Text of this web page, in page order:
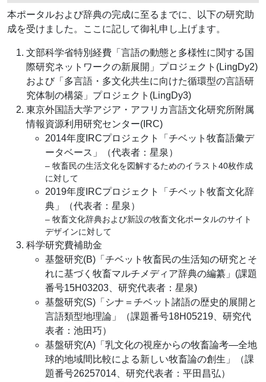
本ポータルおよび辞典の完成に至るまでに、以下の研究助
成を受けました。ここに記して御礼申し上げます。
文部科学省特別経費「言語の動態と多様性に関する国
際研究ネットワークの新展開」プロジェクト(LingDy2)
および「多言語・多文化共生に向けた循環型の言語研
究体制の構築」プロジェクト(LingDy3)
東京外国語大学アジア・アフリカ言語文化研究所附属
情報資源利用研究センター(IRC)
2014年度IRCプロジェクト「チベット牧畜語彙デ
ータベース」（代表者：星泉）
– 牧畜民の生活文化を図解するためのイラスト40枚作成
に対して
2019年度IRCプロジェクト「チベット牧畜文化辞
典」（代表者：星泉）
– 牧畜文化辞典および新設の牧畜文化ポータルのサイト
デザインに対して
科学研究費補助金
基盤研究(B)「チベット牧畜民の生活知の研究とそ
れに基づく牧畜マルチメディア辞典の編纂」(課題
番号15H03203、研究代表者：星泉)
基盤研究(S)「シナ＝チベット諸語の歴史的展開と
言語類型地理論」（課題番号18H05219、研究代
表者：池田巧）
基盤研究(A)「乳文化の視座からの牧畜論考―全地
球的地域間比較による新しい牧畜論の創生」（課
題番号26257014、研究代表者：平田昌弘）